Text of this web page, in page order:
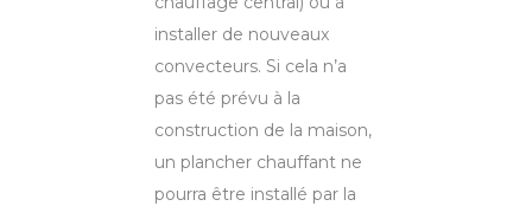
installer de nouveaux
convecteurs. Si cela n’a
pas été prévu à la
construction de la maison,
un plancher chauffant ne
pourra être installé par la